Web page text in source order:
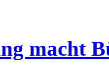
macht